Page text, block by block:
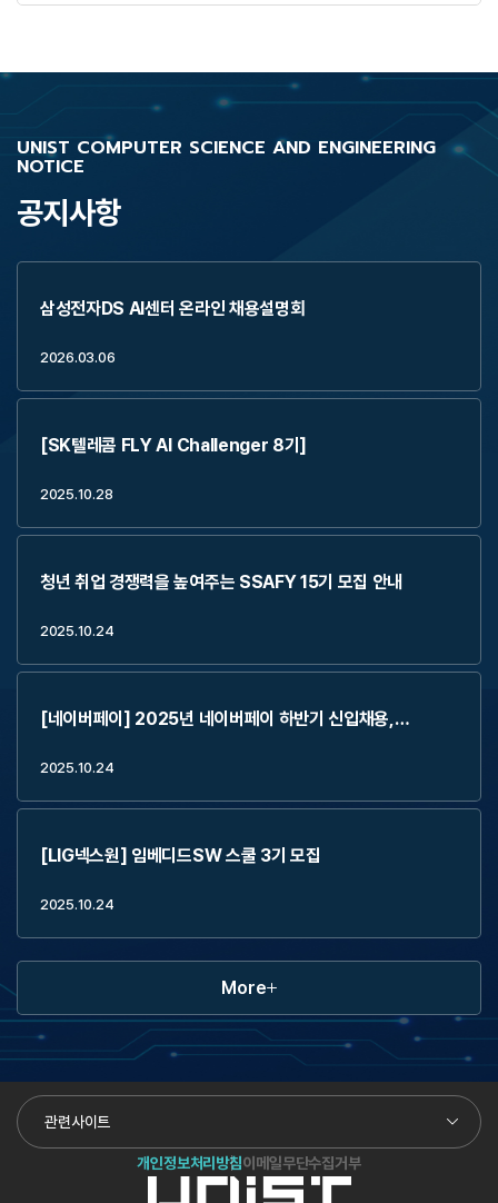
UNIST COMPUTER SCIENCE AND ENGINEERING
NOTICE
공지사항
삼성전자DS AI센터 온라인 채용설명회
2026.03.06
[SK텔레콤 FLY AI Challenger 8기]
2025.10.28
청년 취업 경쟁력을 높여주는 SSAFY 15기 모집 안내
2025.10.24
[네이버페이] 2025년 네이버페이 하반기 신입채용,
2025.10.24
[LIG넥스원] 임베디드SW 스쿨 3기 모집
2025.10.24
More
개인정보처리방침이메일무단수집거부
관련사이트